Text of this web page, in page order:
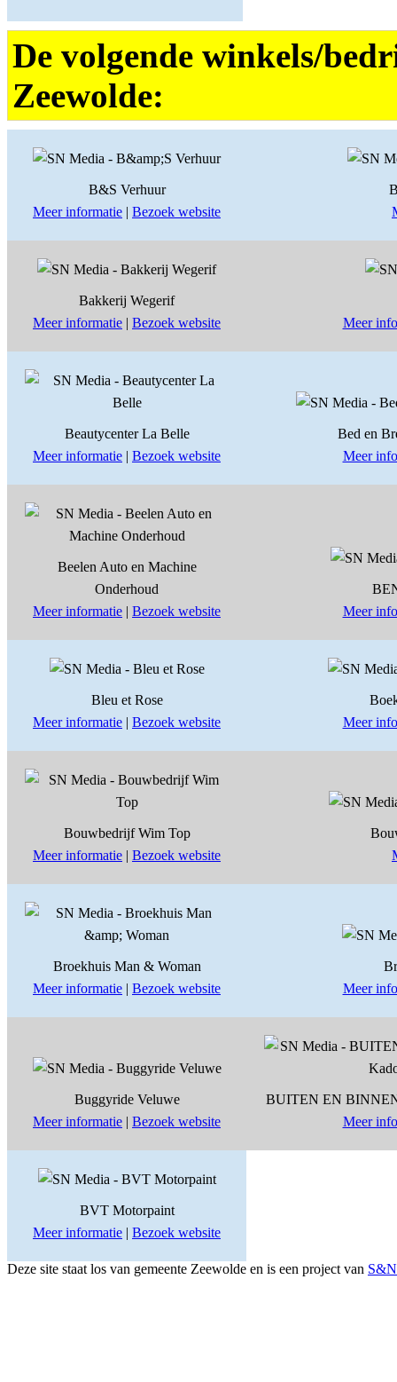
De volgende winkels/
Zeewolde:
B&S Verhuur
Meer informatie | Bezoek website
Bakkerij Wegerif
Meer informatie | Bezoek website Meer
Beautycenter La Belle
Meer informatie | Bezoek website
Bed en
Meer
Beelen Auto en Machine
Onderhoud
Meer informatie | Bezoek website
Meer
Bleu et Rose
Meer informatie | Bezoek website
Meer
Bouwbedrijf Wim Top
Meer informatie | Bezoek website
Broekhuis Man & Woman
Meer informatie | Bezoek website
Meer
Buggyride Veluwe
Meer informatie | Bezoek website
BUITEN EN
Meer
BVT Motorpaint
Meer informatie | Bezoek website
Deze site staat los van gemeente Zeewolde en is een project van